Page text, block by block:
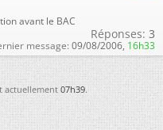
avant le BAC
Réponses: 3
message: 09/08/2006, 16h33
actuellement07h39.